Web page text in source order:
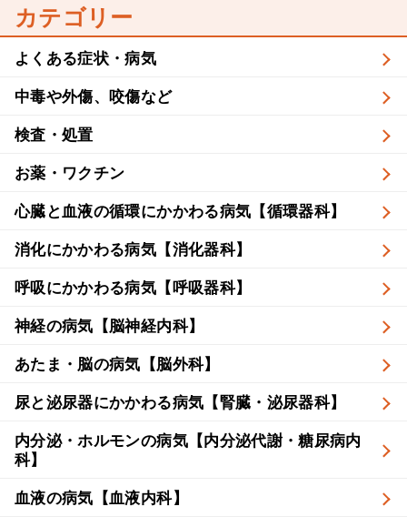
カテゴリー
よくある症状・病気
中毒や外傷、咬傷など
検査・処置
お薬・ワクチン
心臓と血液の循環にかかわる病気【循環器科】
消化にかかわる病気【消化器科】
呼吸にかかわる病気【呼吸器科】
神経の病気【脳神経内科】
あたま・脳の病気【脳外科】
尿と泌尿器にかかわる病気【腎臓・泌尿器科】
内分泌・ホルモンの病気【内分泌代謝・糖尿病内
科】
血液の病気【血液内科】